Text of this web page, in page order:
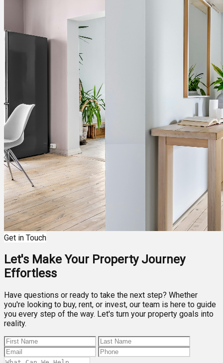
Get in Touch
Let's Make Your Property Journey
Effortless
Have questions or ready to take the next step? Whether
you're looking to buy, rent, or invest, our team is here to guide
you every step of the way. Let's turn your property goals into
reality.